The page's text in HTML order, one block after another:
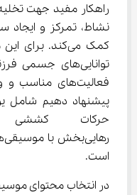
راهکار مفید جهت
نشاط، تمرکز و
کمک می‌کند.
توانایی‌های
پیشنهاد دهیم شامل
حرکات
است.
در انتخاب محتوای